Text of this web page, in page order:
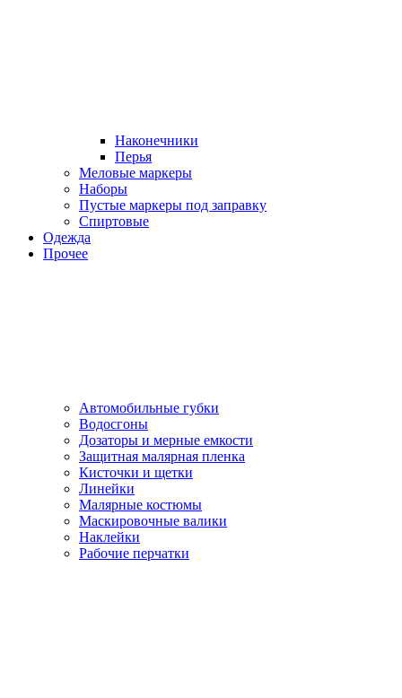
Наконечники
Перья
Меловые маркеры
Наборы
Пустые маркеры под заправку
Спиртовые
Одежда
Прочее
Автомобильные губки
Водосгоны
Дозаторы и мерные емкости
Защитная малярная пленка
Кисточки и щетки
Линейки
Малярные костюмы
Маскировочные валики
Наклейки
Рабочие перчатки